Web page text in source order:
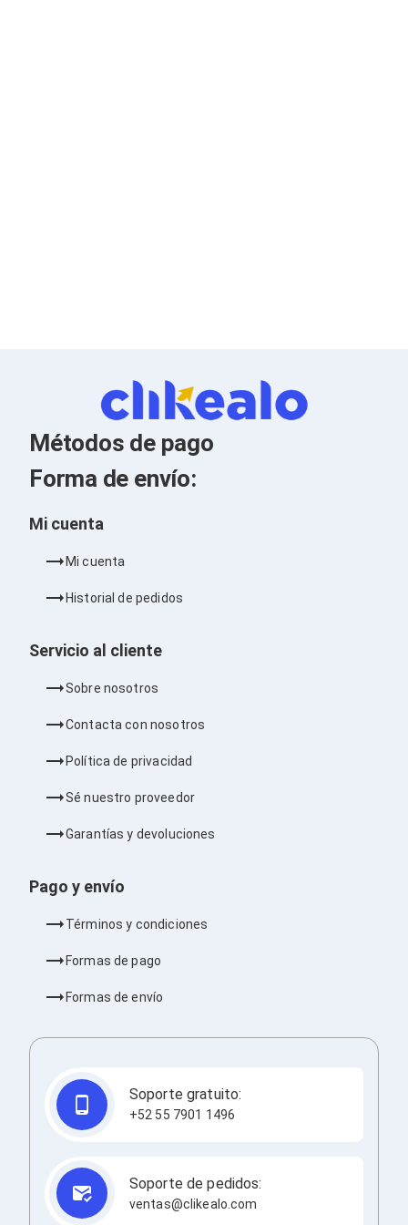
Bases para PC's
Kits de Herramientas
Protectores para PC's
Limpiadores para Electrónicos
Lentes para Computadora
PC's de Escritorio
All in One
Barebones
Electrónica de Consumo
Accesorios de Audio
Estuches y Cajas
Accesorios para Micrófonos
Bocinas
Bocinas Portátiles
Barras de Sonido
Soportes
Proyección
Accesorios Proyectores
Presentadores
Pizarrones Interactivos
TV y Pantallas
Accesorios TV
Soportes para Pantallas
Pantallas
Pantallas Comerciales
Pantallas Interactivas
Métodos de pago
Forma de envío:
Mi cuenta
Mi cuenta
Historial de pedidos
Servicio al cliente
Sobre nosotros
Contacta con nosotros
Política de privacidad
Sé nuestro proveedor
Garantías y devoluciones
Pago y envío
Términos y condiciones
Formas de pago
Formas de envío
Soporte gratuito:
+52 55 7901 1496
Soporte de pedidos:
ventas@clikealo.com